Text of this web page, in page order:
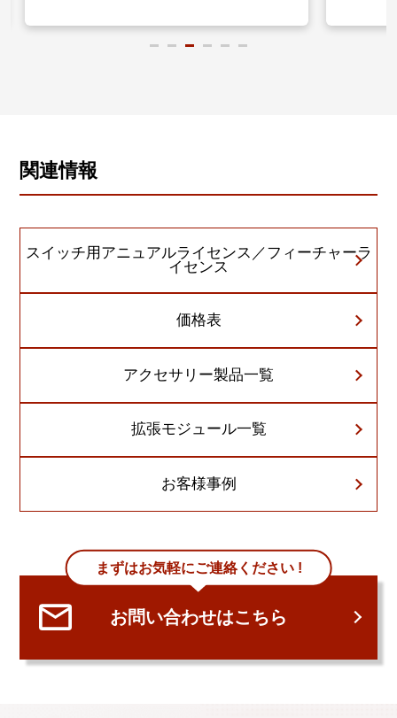
関連情報
スイッチ用アニュアルライセンス／フィーチャーラ
イセンス
価格表
アクセサリー製品一覧
拡張モジュール一覧
お客様事例
まずはお気軽にご連絡ください !
お問い合わせはこちら